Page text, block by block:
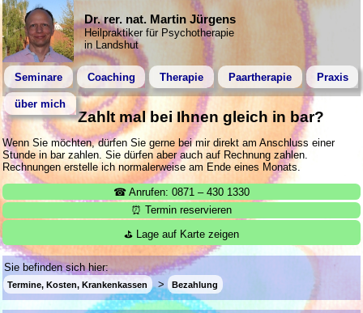
Dr. rer. nat. Martin Jürgens
Heilpraktiker für Psychotherapie
in Landshut
Seminare Coaching Therapie Paartherapie Praxis
über mich
Zahlt mal bei Ihnen gleich in bar?
Wenn Sie möchten, dürfen Sie gerne bei mir direkt am Anschluss einer
Stunde in bar zahlen. Sie dürfen aber auch auf Rechnung zahlen.
Rechnungen erstelle ich normalerweise am Ende eines Monats.
☎ Anrufen: 0871 – 430 1330
⏰ Termin reservieren
⛳ Lage auf Karte zeigen
Sie befinden sich hier:
Termine, Kosten, Krankenkassen Bezahlung